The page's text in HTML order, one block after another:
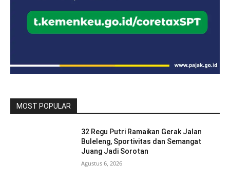
MOST POPULAR
32 Regu Putri Ramaikan Gerak Jalan
Buleleng, Sportivitas dan Semangat
Juang Jadi Sorotan
Agustus 6, 2026